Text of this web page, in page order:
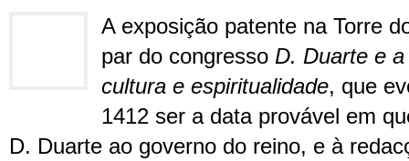
A exposição patente na Torre
par do congresso D. Duarte e
cultura e espiritualidade, que
1412 ser a data provável em
D. Duarte ao governo do reino, e à